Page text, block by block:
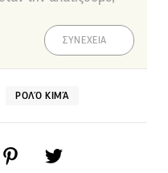
ΣΥΝΕΧΕΙΑ
ΡΟΛΌ ΚΙΜΆ